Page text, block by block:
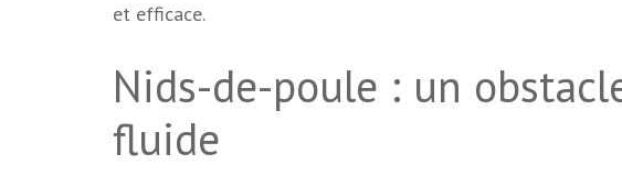
et efficace.
Nids-de-poule : un
fluide